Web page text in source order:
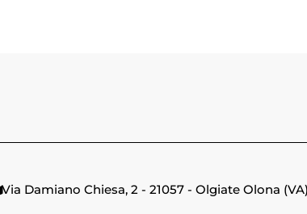
Via Damiano Chiesa, 2 - 21057 - Olgiate Olona